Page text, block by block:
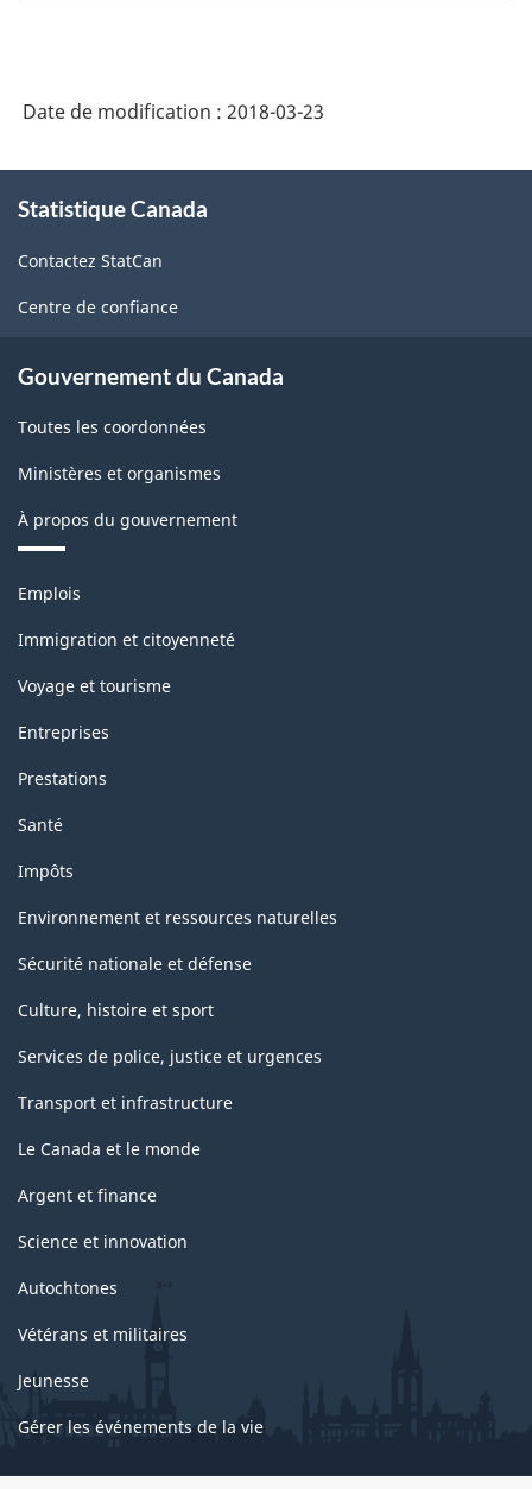
industries
l'Amérique
du
Nord
(SCIAN)
2017
-
Structure
la
classification
Date de modification : 2018-03-23
propos
ce
site
Statistique Canada
Contactez StatCan
Centre de confiance
Gouvernement du Canada
Toutes les coordonnées
Ministères et organismes
À propos du gouvernement
Thèmes
sujets
Emplois
Immigration et citoyenneté
Voyage et tourisme
Entreprises
Prestations
Santé
Impôts
Environnement et ressources naturelles
Sécurité nationale et défense
Culture, histoire et sport
Services de police, justice et urgences
Transport et infrastructure
Le Canada et le monde
Argent et finance
Science et innovation
Autochtones
Vétérans et militaires
Jeunesse
Gérer les événements de la vie